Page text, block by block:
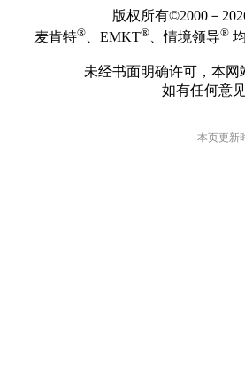
版权所有©2000－
麦肯特® 、EMKT® 、情境领导®
未经书面明确许可，本
如有任何意
本页更新